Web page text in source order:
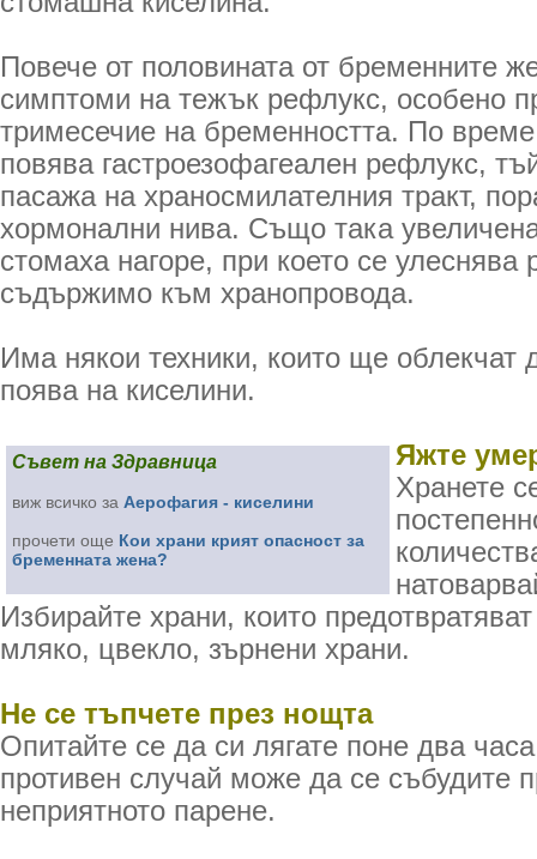
Повече от половината от бременните
симптоми на тежък рефлукс, особено
тримесечие на бременността. По
повява гастроезофагеален рефлукс,
пасажа на храносмилателния тракт,
хормонални нива. Също така
стомаха нагоре, при което се улеснява
съдържимо към хранопровода.
Има някои техники, които ще облекчат
поява на киселини.
Съвет на Здравница
виж всичко за Аерофагия - киселини
прочети още Кои храни крият опасност за
бременната жена?
Яжте
Хранете
Избирайте храни, които
мляко, цвекло, зърнени храни.
Не се тъпчете през нощта
Опитайте се да си лягате поне два
противен случай може да се събудите
неприятното парене.